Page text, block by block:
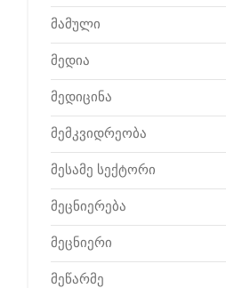
მამული
მედია
მედიცინა
მემკვიდრეობა
მესამე სექტორი
მეცნიერება
მეცნიერი
მეწარმე